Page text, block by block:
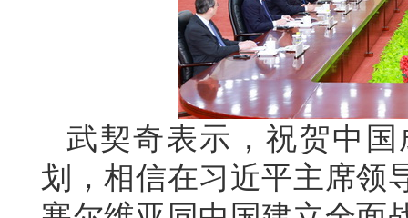
武契奇表示，祝贺中
划，相信在习近平主席领